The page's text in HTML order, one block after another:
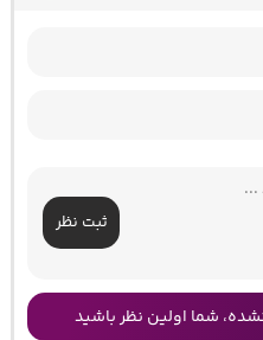
ثبت نظر
شما اولین نظر باشید